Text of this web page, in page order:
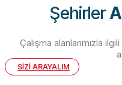
Şehirler
Çalışma alanlarımızla
SİZİ ARAYALIM